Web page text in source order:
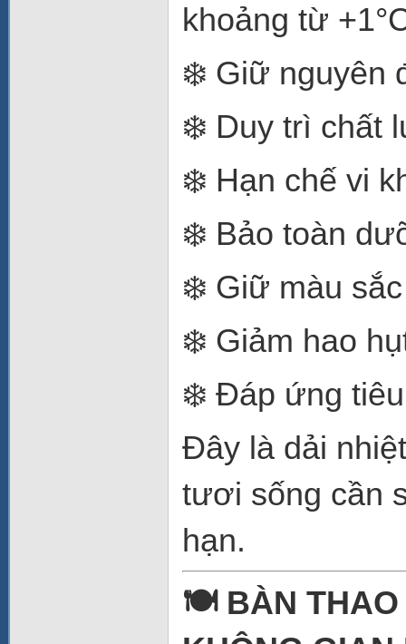
khoảng từ
❄️ Giữ nguyên
❄️ Duy trì chất
❄️ Hạn chế vi
❄️ Bảo toàn
❄️ Giữ màu
❄️ Giảm hao
❄️ Đáp ứng
Đây là dải
tươi sống cần
hạn.
🍽️ BÀN THAO